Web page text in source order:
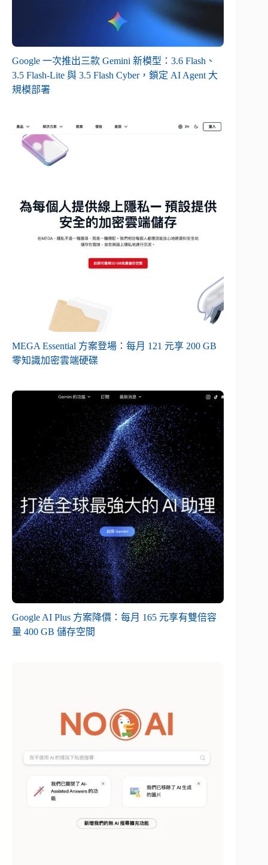
Google 一次推出三款 Gemini 新模型：3.6 Flash、
3.5 Flash-Lite 與 3.5 Flash Cyber，鎖定 AI Agent 大
規模部署
MEGA Essential 方案登場：每月 121 元享 200 GB
零知識加密雲端硬碟
Google AI Plus 方案降價：每月 165 元享有雙倍容
量 400 GB 儲存空間